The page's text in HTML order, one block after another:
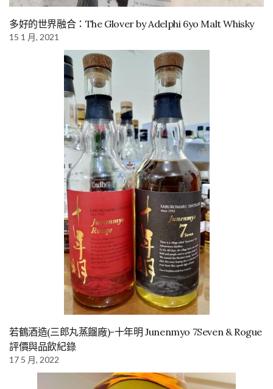
多好的世界融合：The Glover by Adelphi 6yo Malt Whisky
15 1 月, 2021
若鶴酒造(三郎丸蒸餾廠)-十年明 Junenmyo 7Seven & Rogue
評價與品飲紀錄
17 5 月, 2022